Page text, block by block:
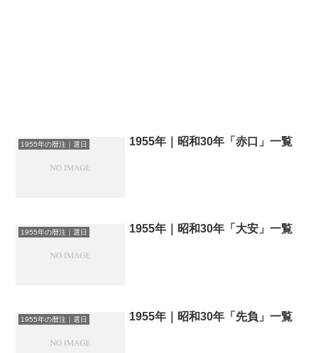
1955年の暦注｜選日 1955年｜昭和30年「赤口」一覧
1955年の暦注｜選日 1955年｜昭和30年「大安」一覧
1955年の暦注｜選日 1955年｜昭和30年「先負」一覧